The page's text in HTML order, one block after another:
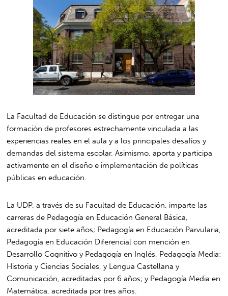
La Facultad de Educación se distingue por entregar una
formación de profesores estrechamente vinculada a las
experiencias reales en el aula y a los principales desafíos y
demandas del sistema escolar. Asimismo, aporta y participa
activamente en el diseño e implementación de políticas
públicas en educación.
La UDP, a través de su Facultad de Educación, imparte las
carreras de Pedagogía en Educación General Básica,
acreditada por siete años; Pedagogía en Educación Parvularia,
Pedagogía en Educación Diferencial con mención en
Desarrollo Cognitivo y Pedagogía en Inglés, Pedagogía Media:
Historia y Ciencias Sociales, y Lengua Castellana y
Comunicación, acreditadas por 6 años; y Pedagogía Media en
Matemática, acreditada por tres años.